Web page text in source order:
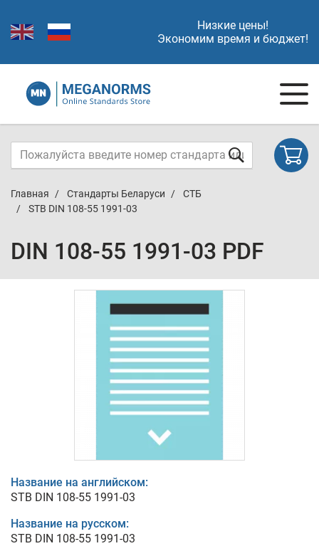
Низкие цены!
Экономим время и бюджет!
Главная Стандарты Беларуси
СТБ
STB DIN 108-55 1991-03
DIN 108-55 1991-03 PDF
Название на английском:
STB DIN 108-55 1991-03
Название на русском:
STB DIN 108-55 1991-03